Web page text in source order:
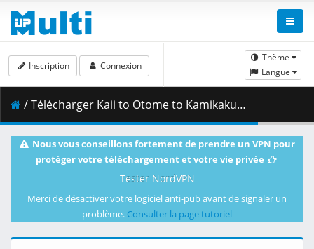
Thème
Langue
Inscription Connexion
/ Télécharger Kaii to Otome to Kamikakushi - S01E09 - 1080p WEB x264 -NanDesuKa (CR).mkv.002 ( 458.65 MB )
Nous vous conseillons fortement de prendre un VPN pour
protéger votre téléchargement et votre vie privée
Tester NordVPN
Merci de désactiver votre logiciel anti-pub avant de signaler un
problème. Consulter la page tutoriel